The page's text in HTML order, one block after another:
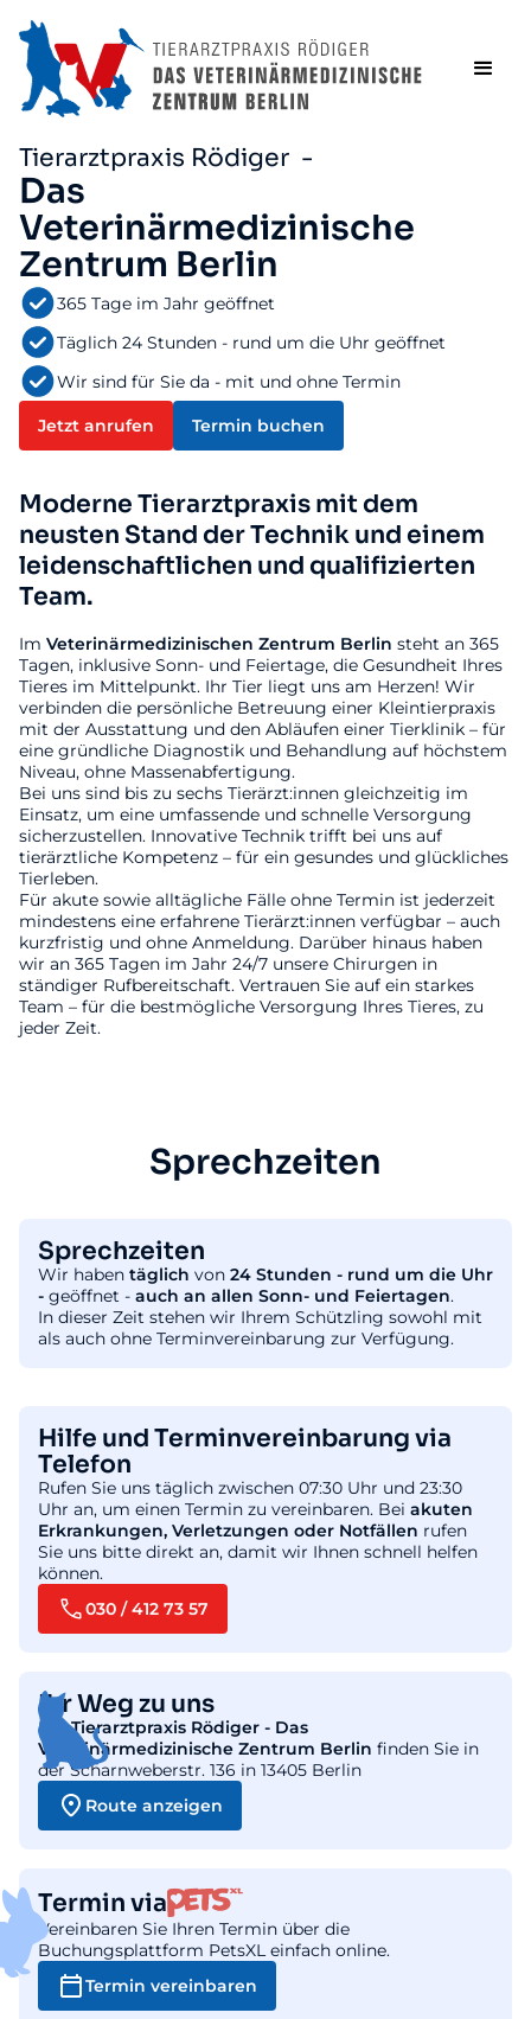
Tierarztpraxis Rödiger -
Das
Veterinärmedizinische
Zentrum Berlin
365 Tage im Jahr geöffnet
Täglich 24 Stunden - rund um die Uhr geöffnet
Wir sind für Sie da - mit und ohne Termin
Jetzt anrufen Termin buchen
Moderne Tierarztpraxis mit dem
neusten Stand der Technik und einem
leidenschaftlichen und qualifizierten
Team.
Im Veterinärmedizinischen Zentrum Berlin steht an 365
Tagen, inklusive Sonn- und Feiertage, die Gesundheit Ihres
Tieres im Mittelpunkt. Ihr Tier liegt uns am Herzen! Wir
verbinden die persönliche Betreuung einer Kleintierpraxis
mit der Ausstattung und den Abläufen einer Tierklinik – für
eine gründliche Diagnostik und Behandlung auf höchstem
Niveau, ohne Massenabfertigung.
Bei uns sind bis zu sechs Tierärzt:innen gleichzeitig im
Einsatz, um eine umfassende und schnelle Versorgung
sicherzustellen. Innovative Technik trifft bei uns auf
tierärztliche Kompetenz – für ein gesundes und glückliches
Tierleben.
Für akute sowie alltägliche Fälle ohne Termin ist jederzeit
mindestens eine erfahrene Tierärzt:innen verfügbar – auch
kurzfristig und ohne Anmeldung. Darüber hinaus haben
wir an 365 Tagen im Jahr 24/7 unsere Chirurgen in
ständiger Rufbereitschaft. Vertrauen Sie auf ein starkes
Team – für die bestmögliche Versorgung Ihres Tieres, zu
jeder Zeit.
Sprechzeiten
Sprechzeiten
Wir haben täglich von 24 Stunden - rund um die Uhr
- geöffnet - auch an allen Sonn- und Feiertagen.
In dieser Zeit stehen wir Ihrem Schützling sowohl mit
als auch ohne Terminvereinbarung zur Verfügung.
Hilfe und Terminvereinbarung via
Telefon
Rufen Sie uns täglich zwischen 07:30 Uhr und 23:30
Uhr an, um einen Termin zu vereinbaren. Bei akuten
Erkrankungen, Verletzungen oder Notfällen rufen
Sie uns bitte direkt an, damit wir Ihnen schnell helfen
können.
030 / 412 73 57
Ihr Weg zu uns
DieTierarztpraxis Rödiger - Das
Veterinärmedizinische Zentrum Berlin finden Sie in
der Scharnweberstr. 136 in 13405 Berlin
Route anzeigen
Termin via
Vereinbaren Sie Ihren Termin über die
Buchungsplattform PetsXL einfach online.
Termin vereinbaren